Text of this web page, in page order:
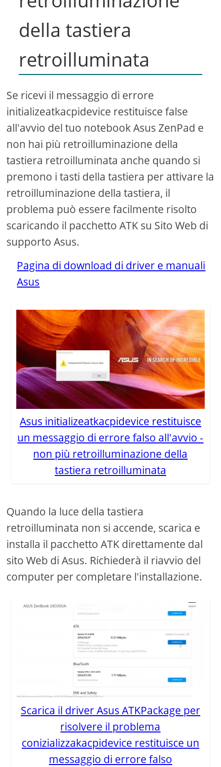
della tastiera
retroilluminata
Se ricevi il messaggio di errore
initializeatkacpidevice restituisce false
all'avvio del tuo notebook Asus ZenPad e
non hai più retroilluminazione della
tastiera retroilluminata anche quando si
premono i tasti della tastiera per attivare la
retroilluminazione della tastiera, il
problema può essere facilmente risolto
scaricando il pacchetto ATK su Sito Web di
supporto Asus.
Pagina di download di driver e manuali
Asus
Asus initializeatkacpidevice restituisce
un messaggio di errore falso all'avvio -
non più retroilluminazione della
tastiera retroilluminata
Quando la luce della tastiera
retroilluminata non si accende, scarica e
installa il pacchetto ATK direttamente dal
sito Web di Asus. Richiederà il riavvio del
computer per completare l'installazione.
Scarica il driver Asus ATKPackage per
risolvere il problema
conizializzakacpidevice restituisce un
messaggio di errore falso